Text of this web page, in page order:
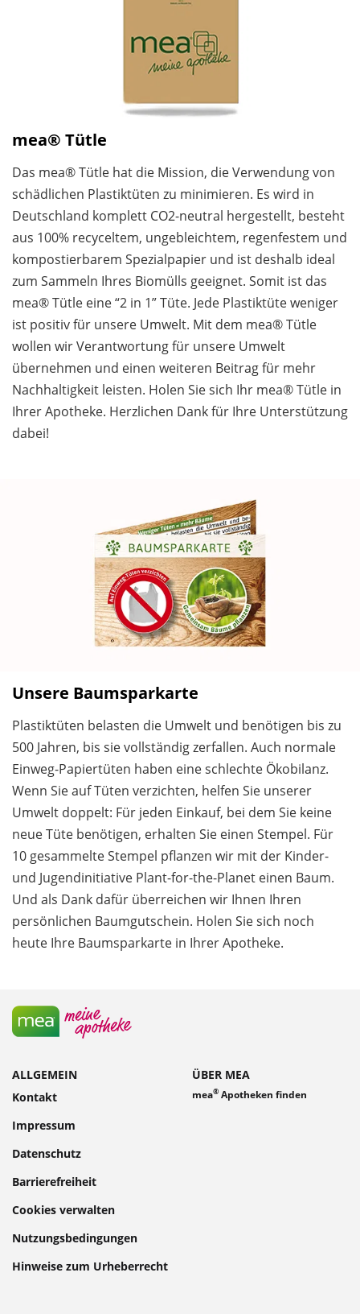
mea® Tütle
Das mea® Tütle hat die Mission, die Verwendung von
schädlichen Plastiktüten zu minimieren. Es wird in
Deutschland komplett CO2-neutral hergestellt, besteht
aus 100% recyceltem, ungebleichtem, regenfestem und
kompostierbarem Spezialpapier und ist deshalb ideal
zum Sammeln Ihres Biomülls geeignet. Somit ist das
mea® Tütle eine “2 in 1” Tüte. Jede Plastiktüte weniger
ist positiv für unsere Umwelt. Mit dem mea® Tütle
wollen wir Verantwortung für unsere Umwelt
übernehmen und einen weiteren Beitrag für mehr
Nachhaltigkeit leisten. Holen Sie sich Ihr mea® Tütle in
Ihrer Apotheke. Herzlichen Dank für Ihre Unterstützung
dabei!
Unsere Baumsparkarte
Plastiktüten belasten die Umwelt und benötigen bis zu
500 Jahren, bis sie vollständig zerfallen. Auch normale
Einweg-Papiertüten haben eine schlechte Ökobilanz.
Wenn Sie auf Tüten verzichten, helfen Sie unserer
Umwelt doppelt: Für jeden Einkauf, bei dem Sie keine
neue Tüte benötigen, erhalten Sie einen Stempel. Für
10 gesammelte Stempel pflanzen wir mit der Kinder-
und Jugendinitiative Plant-for-the-Planet einen Baum.
Und als Dank dafür überreichen wir Ihnen Ihren
persönlichen Baumgutschein. Holen Sie sich noch
heute Ihre Baumsparkarte in Ihrer Apotheke.
ALLGEMEIN
Kontakt
Impressum
Datenschutz
Barrierefreiheit
Cookies verwalten
Nutzungsbedingungen
Hinweise zum Urheberrecht
ÜBER MEA
mea® Apotheken finden